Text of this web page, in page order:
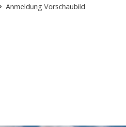
Anmeldung Vorschaubild